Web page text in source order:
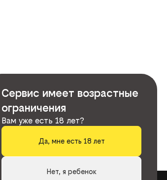
Сервис имеет возрастные
ограничения
Вам уже есть 18 лет?
Да, мне есть 18 лет
Нет, я ребенок